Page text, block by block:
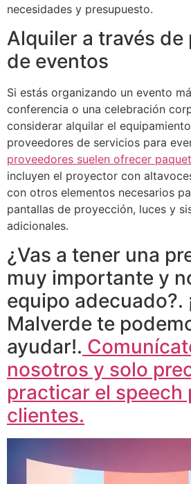
necesidades y presupuesto.
Alquiler a través de
de eventos
Si estás organizando un evento
conferencia o una celebración
considerar alquilar el
proveedores de servicios para
proveedores suelen ofrecer
incluyen el proyector con
con otros elementos necesarios
pantallas de proyección, luces y
adicionales.
¿Vas a tener una
muy importante y
equipo adecuado?.
Malverde te
ayudar!.
nosotros y solo
practicar el speech
clientes.